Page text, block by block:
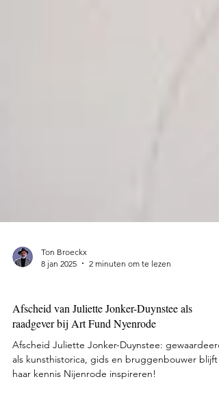
Ton Broeckx
8 jan 2025
2 minuten om te lezen
Rondleidingen
Afscheid van Juliette Jonker-Duynstee als
raadgever bij Art Fund Nyenrode